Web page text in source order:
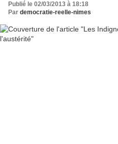
Publié le 02/03/2013 à 18:18
Par democratie-reelle-nimes